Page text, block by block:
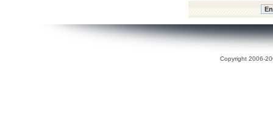
Copyright 2006-